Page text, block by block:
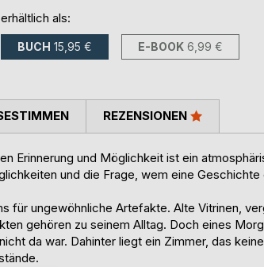
erhältlich als:
BUCH 15,95 € E-BOOK 6,99 €
Erinnerung und Möglichkeit ist ein
und die Frage, wem eine
für ungewöhnliche Artefakte. Alte Vitrinen,
gehören zu seinem Alltag. Doch eines
da war. Dahinter liegt ein Zimmer, das
REZENSIONEN